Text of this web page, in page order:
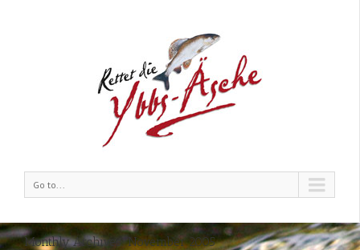
Go to...
Monthly Archives:November 2005